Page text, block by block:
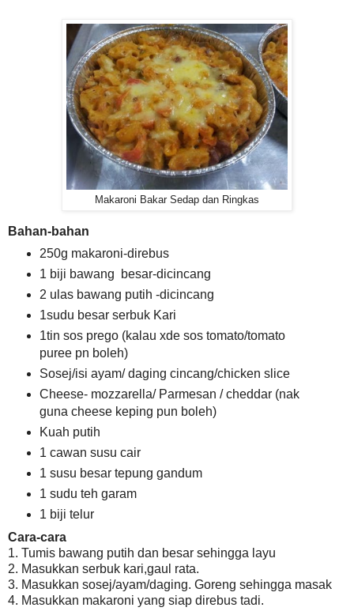
Makaroni Bakar Sedap dan Ringkas
Bahan-bahan
250g makaroni-direbus
1 biji bawang besar-dicincang
2 ulas bawang putih -dicincang
1sudu besar serbuk Kari
1tin sos prego (kalau xde sos tomato/tomato
puree pn boleh)
Sosej/isi ayam/ daging cincang/chicken slice
Cheese- mozzarella/ Parmesan / cheddar (nak
guna cheese keping pun boleh)
Kuah putih
1 cawan susu cair
1 susu besar tepung gandum
1 sudu teh garam
1 biji telur
Cara-cara
1. Tumis bawang putih dan besar sehingga layu
2. Masukkan serbuk kari,gaul rata.
3. Masukkan sosej/ayam/daging. Goreng sehingga masak
4. Masukkan makaroni yang siap direbus tadi.